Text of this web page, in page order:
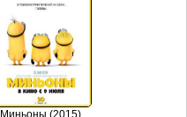
Миньоны (2015)